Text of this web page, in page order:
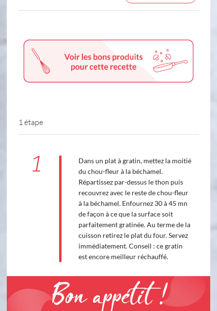
1 étape
1
Dans un plat à gratin, mettez la moitié
du chou-fleur à la béchamel.
Répartissez par-dessus le thon puis
recouvrez avec le reste de chou-fleur
à la béchamel. Enfournez 30 à 45 mn
de façon à ce que la surface soit
parfaitement gratinée. Au terme de la
cuisson retirez le plat du four. Servez
immédiatement. Conseil : ce gratin
est encore meilleur réchauffé.
Bon appétit !